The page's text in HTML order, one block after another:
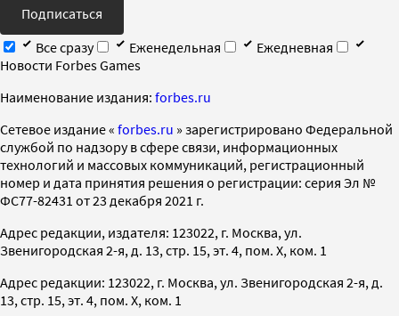
Подписаться
Все сразу
Еженедельная
Ежедневная
Новости Forbes Games
Наименование издания: forbes.ru
Cетевое издание « forbes.ru » зарегистрировано Федеральной
службой по надзору в сфере связи, информационных
технологий и массовых коммуникаций, регистрационный
номер и дата принятия решения о регистрации: серия Эл №
ФС77-82431 от 23 декабря 2021 г.
Адрес редакции, издателя: 123022, г. Москва, ул.
Звенигородская 2-я, д. 13, стр. 15, эт. 4, пом. X, ком. 1
Адрес редакции: 123022, г. Москва, ул. Звенигородская 2-я, д.
13, стр. 15, эт. 4, пом. X, ком. 1